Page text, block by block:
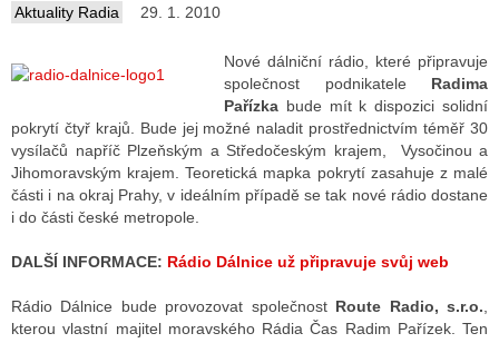
RADIA
VYSÍLAČE
VYSÍLAČE
Aktuality Radia 29. 1. 2010
Nové dálniční rádio, které připravuje
společnost podnikatele Radima
Pařízka bude mít k dispozici solidní
pokrytí čtyř krajů. Bude jej možné naladit prostřednictvím téměř 30
vysílačů napříč Plzeňským a Středočeským krajem, Vysočinou a
Jihomoravským krajem.
Teoretická mapka pokrytí zasahuje z malé
části i na okraj Prahy, v ideálním případě se tak nové rádio dostane
i do části české metropole.
DALŠÍ INFORMACE: Rádio Dálnice už připravuje svůj web
Rádio Dálnice bude provozovat společnost Route Radio, s.r.o.
kterou vlastní majitel moravského Rádia Čas Radim Pařízek. Ten